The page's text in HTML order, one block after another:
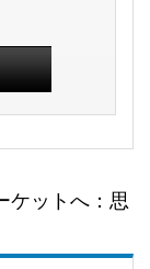
ケットへ：思